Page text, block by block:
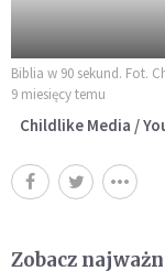
Biblia w 90 sekund. Fot.
9 miesięcy temu
Childlike Media /
Zobacz